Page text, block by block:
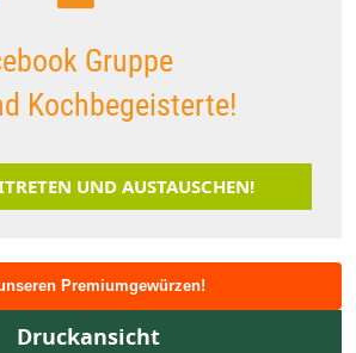
Gruppe
Kochbegeisterte!
UND AUSTAUSCHEN!
Premiumgewürzen!
Druckansicht